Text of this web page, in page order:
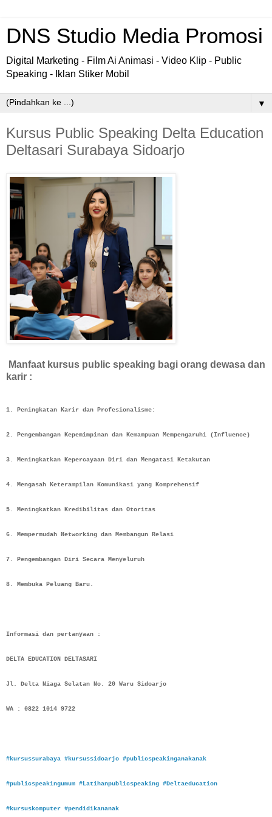
DNS Studio Media Promosi
Digital Marketing - Film Ai Animasi - Video Klip - Public
Speaking - Iklan Stiker Mobil
▼
Kursus Public Speaking Delta Education
Deltasari Surabaya Sidoarjo
Manfaat kursus public speaking bagi orang dewasa dan
karir :
1. Peningkatan Karir dan Profesionalisme:
2. Pengembangan Kepemimpinan dan Kemampuan Mempengaruhi (Influence)
3. Meningkatkan Kepercayaan Diri dan Mengatasi Ketakutan
4. Mengasah Keterampilan Komunikasi yang Komprehensif
5. Meningkatkan Kredibilitas dan Otoritas
6. Mempermudah Networking dan Membangun Relasi
7. Pengembangan Diri Secara Menyeluruh
8. Membuka Peluang Baru.
Informasi dan pertanyaan :
DELTA EDUCATION DELTASARI
Jl. Delta Niaga Selatan No. 20 Waru Sidoarjo
WA : 0822 1014 9722
#kursussurabaya #kursussidoarjo #publicspeakinganakanak
#publicspeakingumum #Latihanpublicspeaking #Deltaeducation
#kursuskomputer #pendidikananak